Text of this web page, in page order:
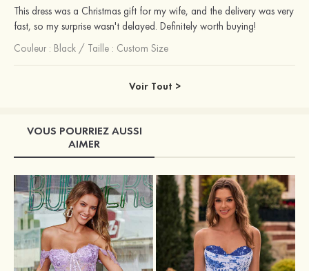
This dress was a Christmas gift for my wife, and the delivery was very
fast, so my surprise wasn't delayed. Definitely worth buying!
Couleur : Black / Taille : Custom Size
Voir Tout >
VOUS POURRIEZ AUSSI
AIMER